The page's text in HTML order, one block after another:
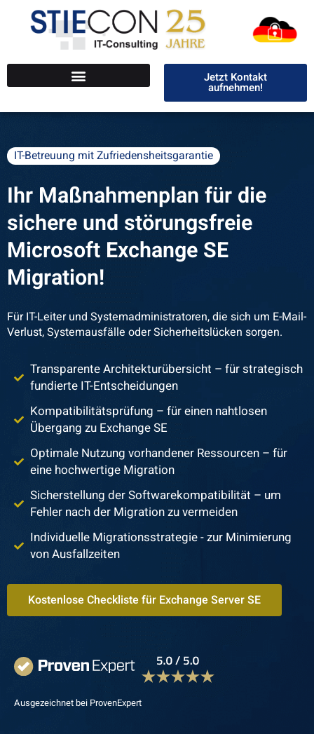
Jetzt Kontakt
aufnehmen!
IT-Betreuung mit Zufriedensheitsgarantie
Ihr Maßnahmenplan für die
sichere und störungsfreie
Microsoft Exchange SE
Migration!
Für IT-Leiter und Systemadministratoren, die sich um E-Mail-
Verlust, Systemausfälle oder Sicherheitslücken sorgen.
Transparente Architekturübersicht – für strategisch
fundierte IT-Entscheidungen
Kompatibilitätsprüfung – für einen nahtlosen
Übergang zu Exchange SE
Optimale Nutzung vorhandener Ressourcen – für
eine hochwertige Migration
Sicherstellung der Softwarekompatibilität – um
Fehler nach der Migration zu vermeiden
Individuelle Migrationsstrategie - zur Minimierung
von Ausfallzeiten
Kostenlose Checkliste für Exchange Server SE
Ausgezeichnet bei ProvenExpert